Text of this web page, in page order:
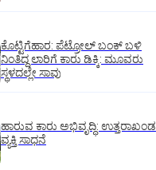
ಕೊಟ್ಟಿಗೆಹಾರ: ಪೆಟ್ರೋಲ್ ಬಂಕ್ ಬಳಿ
ನಿಂತಿದ್ದ ಲಾರಿಗೆ ಕಾರು ಡಿಕ್ಕಿ: ಮೂವರು
ಸ್ಥಳದಲ್ಲೇ ಸಾವು
ಹಾರುವ ಕಾರು ಅಭಿವೃದ್ಧಿ: ಉತ್ತರಾಖಂಡ
ವ್ಯಕ್ತಿ ಸಾಧನೆ